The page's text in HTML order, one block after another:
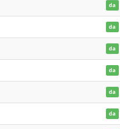
da
da
da
da
da
da